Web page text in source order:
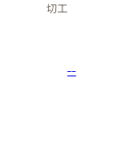
切工
--